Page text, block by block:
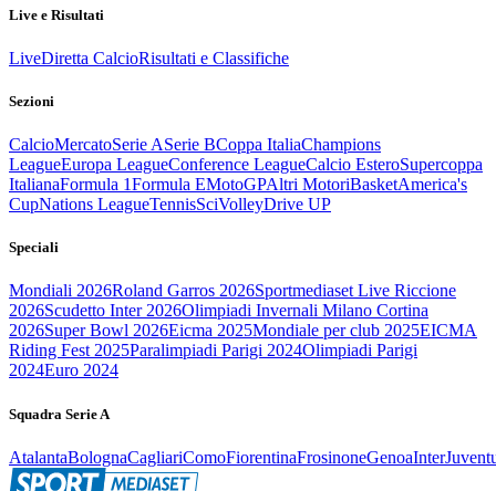
Live e Risultati
LiveDiretta CalcioRisultati e Classifiche
Sezioni
CalcioMercatoSerie ASerie BCoppa ItaliaChampions
LeagueEuropa LeagueConference LeagueCalcio EsteroSupercoppa
ItalianaFormula 1Formula EMotoGPAltri MotoriBasketAmerica's
CupNations LeagueTennisSciVolleyDrive UP
Speciali
Mondiali 2026Roland Garros 2026Sportmediaset Live Riccione
2026Scudetto Inter 2026Olimpiadi Invernali Milano Cortina
2026Super Bowl 2026Eicma 2025Mondiale per club 2025EICMA
Riding Fest 2025Paralimpiadi Parigi 2024Olimpiadi Parigi
2024Euro 2024
Squadra Serie A
AtalantaBolognaCagliariComoFiorentinaFrosinoneGenoaInter